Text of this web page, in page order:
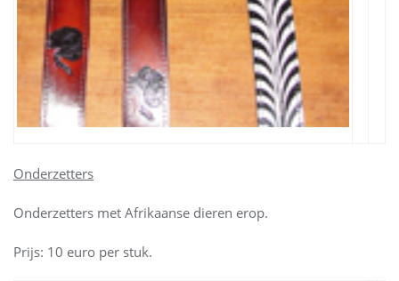
Onderzetters
Onderzetters met Afrikaanse dieren erop.
Prijs: 10 euro per stuk.